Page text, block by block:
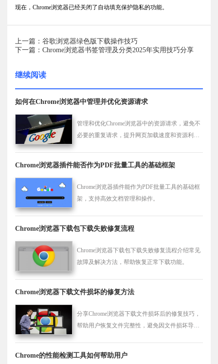
现在，Chrome浏览器已经关闭了自动填充保护隐私的功能。
上一篇：谷歌浏览器绿色版下载操作技巧
下一篇：Chrome浏览器书签管理及分类2025年实用技巧分享
继续阅读
如何在Chrome浏览器中管理并优化资源请求
管理和优化Chrome浏览器中的资源请求，避免不
必要的重复请求，提升网页加载速度和资源利用
Chrome浏览器插件能否作为PDF批量工具的基础框架
Chrome浏览器插件能作为PDF批量工具的基础框
架，支持高效文档管理和操作。
Chrome浏览器下载包下载失败修复流程
Chrome浏览器下载包下载失败修复流程介绍常见
故障及解决方法，帮助恢复正常下载功能。
Chrome浏览器下载文件损坏的修复方法
分享Chrome浏览器下载文件损坏后的修复技巧，
帮助用户恢复文件完整性，避免因文件损坏导致
Chrome的性能检测工具如何帮助用户